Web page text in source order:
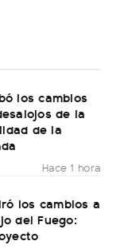
los cambios
de la
de la
Hace 1 hora
los cambios a
del Fuego: